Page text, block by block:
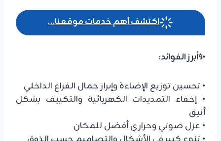
اكتشف أهم خدمات موقعنا…
✨أبرز الفوائد:
• تحسين توزيع الإضاءة وإبراز جمال الفراغ الداخلي
• إخفاء التمديدات الكهربائية والتكييف بشكل
أنيق
• عزل صوتي وحراري أفضل للمكان